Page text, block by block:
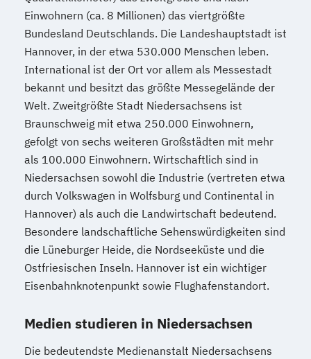
Einwohnern (ca. 8 Millionen) das viertgrößte
Bundesland Deutschlands. Die Landeshauptstadt ist
Hannover, in der etwa 530.000 Menschen leben.
International ist der Ort vor allem als Messestadt
bekannt und besitzt das größte Messegelände der
Welt. Zweitgrößte Stadt Niedersachsens ist
Braunschweig mit etwa 250.000 Einwohnern,
gefolgt von sechs weiteren Großstädten mit mehr
als 100.000 Einwohnern. Wirtschaftlich sind in
Niedersachsen sowohl die Industrie (vertreten etwa
durch Volkswagen in Wolfsburg und Continental in
Hannover) als auch die Landwirtschaft bedeutend.
Besondere landschaftliche Sehenswürdigkeiten sind
die Lüneburger Heide, die Nordseeküste und die
Ostfriesischen Inseln. Hannover ist ein wichtiger
Eisenbahnknotenpunkt sowie Flughafenstandort.
Medien studieren in Niedersachsen
Die bedeutendste Medienanstalt Niedersachsens